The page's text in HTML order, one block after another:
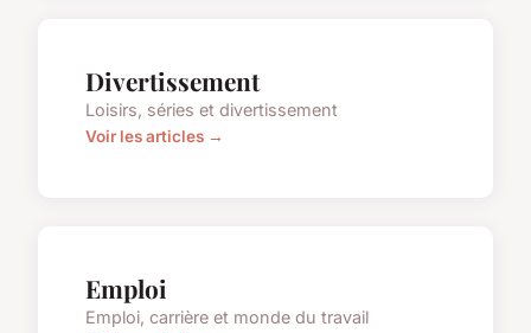
Divertissement
Loisirs, séries et divertissement
Voir les articles →
Emploi
Emploi, carrière et monde du travail